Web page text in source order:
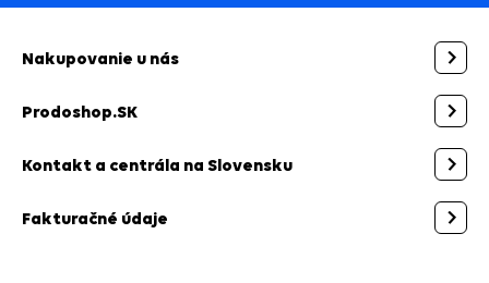
Nakupovanie u nás
Prodoshop.SK
Kontakt a centrála na Slovensku
Fakturačné údaje